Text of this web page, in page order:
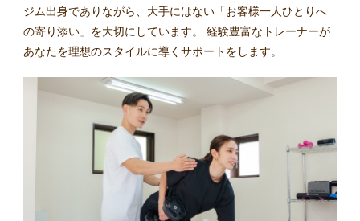
ジム出身でありながら、大手にはない「お客様一人ひとりへ
の寄り添い」を大切にしています。 経験豊富なトレーナーが
あなたを理想のスタイルに導くサポートをします。